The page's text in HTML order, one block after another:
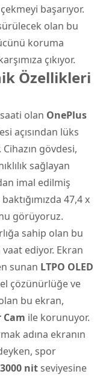
başarıyor.
olan bu
koruma
çıkıyor.
Özellikleri
olan OnePlus
açısından lüks
gövdesi,
sağlayan
imal edilmiş
47,4 x
görüyoruz.
sahip olan bu
ediyor. Ekran
sunan LTPO OLED
çözünürlüğe ve
bu ekran,
Cam ile korunuyor.
adına ekranın
spor
3000 nitseviyesine